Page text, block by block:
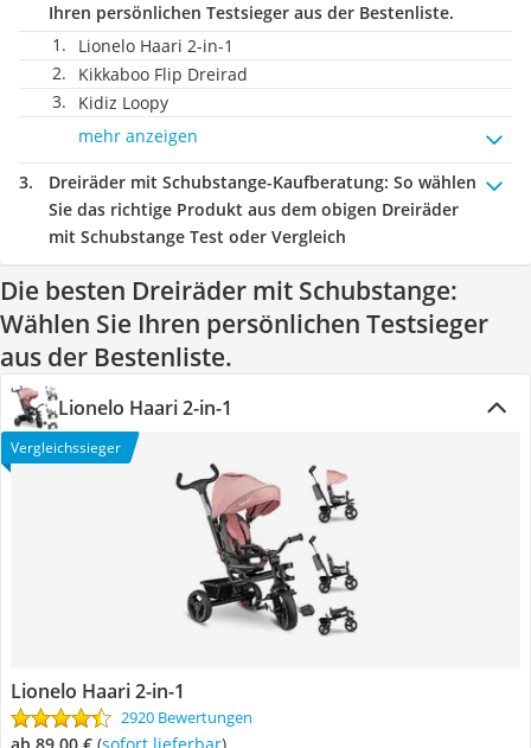
Ihren persönlichen Testsieger aus der Bestenliste.
Lionelo Haari 2-in-1
Kikkaboo Flip Dreirad
Kidiz Loopy
mehr anzeigen
Dreiräder mit Schubstange-Kaufberatung: So wählen
Sie das richtige Produkt aus dem obigen Dreiräder
mit Schubstange Test oder Vergleich
Die besten Dreiräder mit Schubstange:
Wählen Sie Ihren persönlichen Testsieger
aus der Bestenliste.
Lionelo Haari 2-in-1
Vergleichssieger
Lionelo Haari 2-in-1
2920 Bewertungen